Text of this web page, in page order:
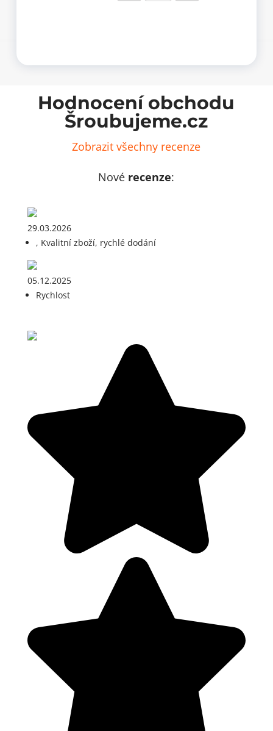
380
Hodnocení obchodu
Šroubujeme.cz
Zobrazit všechny recenze
Nové recenze:
29.03.2026
, Kvalitní zboží, rychlé dodání
05.12.2025
Rychlost